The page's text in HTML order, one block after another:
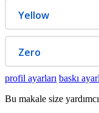
Yellow
Zero
profil ayarları baskı
Bu makale size